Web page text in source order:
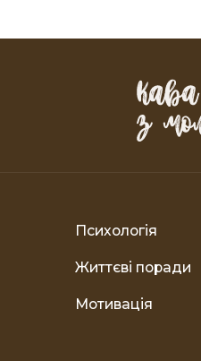
Психологія
Життєві поради
Мотивація